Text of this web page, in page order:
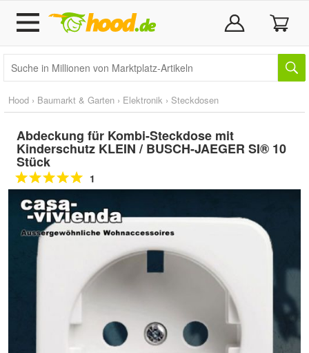
Hood › Baumarkt & Garten › Elektronik › Steckdosen
Abdeckung für Kombi-Steckdose mit
Kinderschutz KLEIN / BUSCH-JAEGER SI® 10
Stück
1